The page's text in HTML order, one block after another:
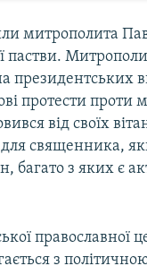
митрополита
пастви.
президентських
протести проти
від своїх
для священника,
багато з яких є
православної
з